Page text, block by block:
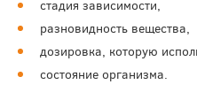
стадия зависимости,
разновидность вещества,
дозировка, которую
состояние организма.